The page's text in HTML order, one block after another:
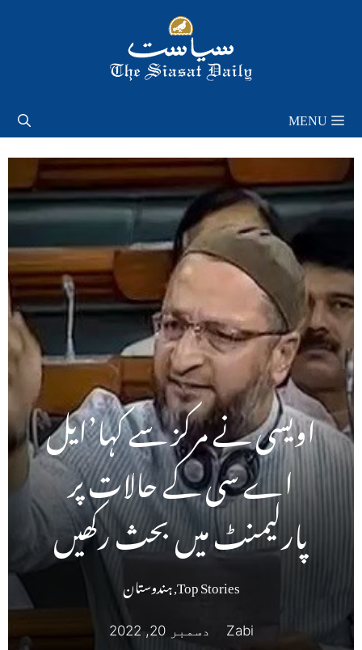
MENU
اویسی نے مرکز سے کہا’ایل
اے سی کے حالات پر
پارلیمنٹ میں بحث رکھیں
Top Stories
,ہندوستان
Zabi دسمبر 20, 2022